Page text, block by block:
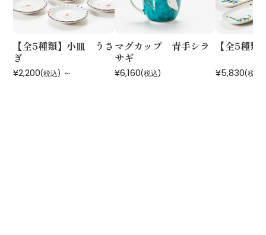
【全5種類】小皿 うさ
ぎ
¥2,200(税込) ～
マグカップ 青手シラ
サギ
¥6,160(税込)
【全5種
¥5,830(税込)